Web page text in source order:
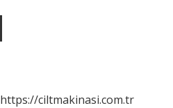
https://ciltmakinasi.com.tr